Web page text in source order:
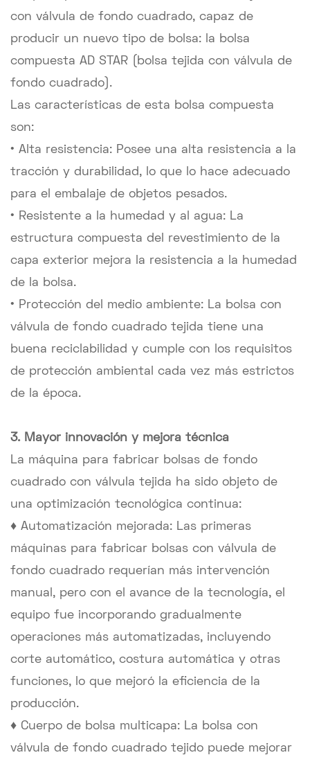
con válvula de fondo cuadrado, capaz de
producir un nuevo tipo de bolsa: la bolsa
compuesta AD STAR (bolsa tejida con válvula de
fondo cuadrado).
Las características de esta bolsa compuesta
son:
• Alta resistencia: Posee una alta resistencia a la
tracción y durabilidad, lo que lo hace adecuado
para el embalaje de objetos pesados.
• Resistente a la humedad y al agua: La
estructura compuesta del revestimiento de la
capa exterior mejora la resistencia a la humedad
de la bolsa.
• Protección del medio ambiente: La bolsa con
válvula de fondo cuadrado tejida tiene una
buena reciclabilidad y cumple con los requisitos
de protección ambiental cada vez más estrictos
de la época.
3. Mayor innovación y mejora técnica
La máquina para fabricar bolsas de fondo
cuadrado con válvula tejida ha sido objeto de
una optimización tecnológica continua:
♦ Automatización mejorada: Las primeras
máquinas para fabricar bolsas con válvula de
fondo cuadrado requerían más intervención
manual, pero con el avance de la tecnología, el
equipo fue incorporando gradualmente
operaciones más automatizadas, incluyendo
corte automático, costura automática y otras
funciones, lo que mejoró la eficiencia de la
producción.
♦ Cuerpo de bolsa multicapa: La bolsa con
válvula de fondo cuadrado tejido puede mejorar